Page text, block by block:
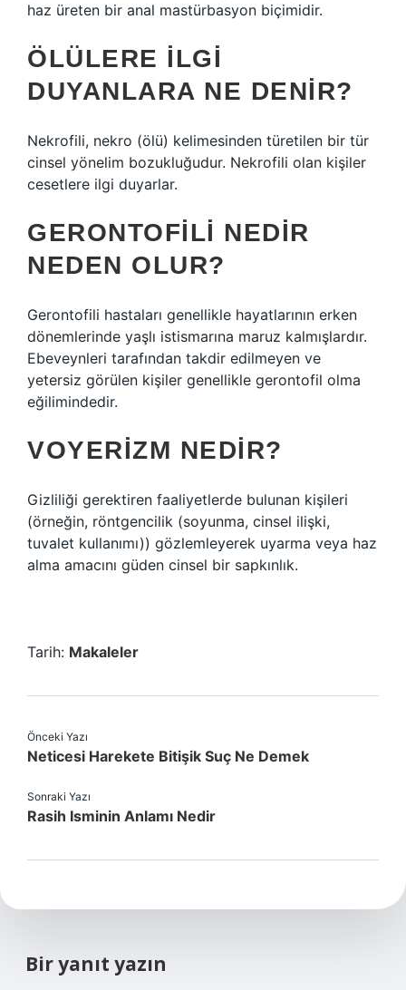
haz üreten bir anal mastürbasyon biçimidir.
ÖLÜLERE ILGI
DUYANLARA NE DENIR?
Nekrofili, nekro (ölü) kelimesinden türetilen bir tür
cinsel yönelim bozukluğudur. Nekrofili olan kişiler
cesetlere ilgi duyarlar.
GERONTOFILI NEDIR
NEDEN OLUR?
Gerontofili hastaları genellikle hayatlarının erken
dönemlerinde yaşlı istismarına maruz kalmışlardır.
Ebeveynleri tarafından takdir edilmeyen ve
yetersiz görülen kişiler genellikle gerontofil olma
eğilimindedir.
VOYERIZM NEDIR?
Gizliliği gerektiren faaliyetlerde bulunan kişileri
(örneğin, röntgencilik (soyunma, cinsel ilişki,
tuvalet kullanımı)) gözlemleyerek uyarma veya haz
alma amacını güden cinsel bir sapkınlık.
Tarih: Makaleler
Önceki Yazı
Neticesi Harekete Bitişik Suç Ne Demek
Sonraki Yazı
Rasih Isminin Anlamı Nedir
Bir yanıt yazın